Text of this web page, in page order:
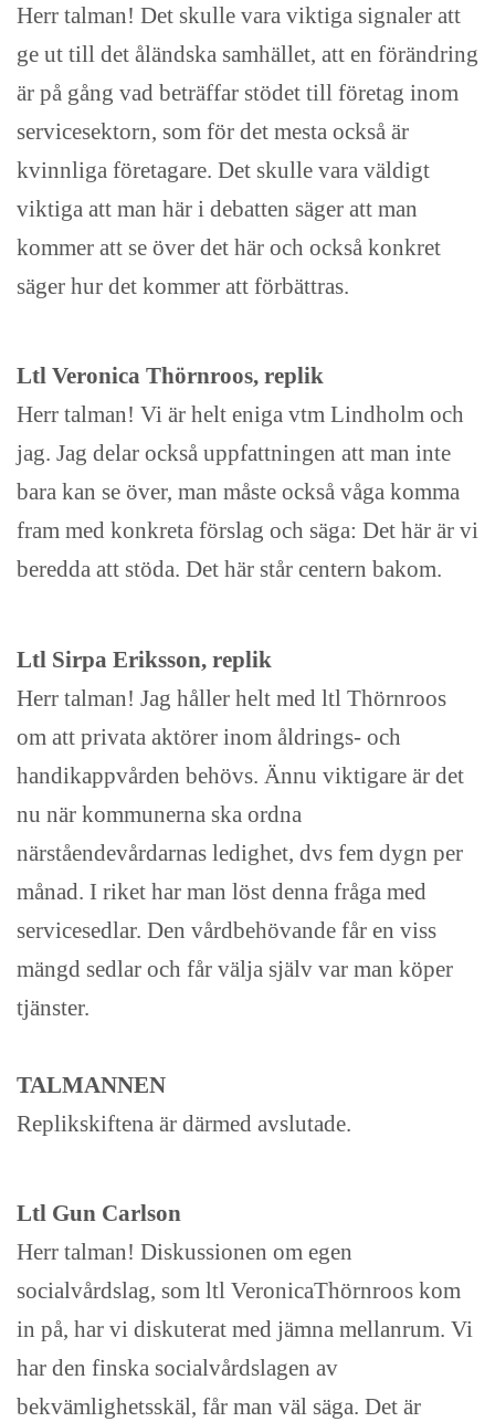
Herr talman! Det skulle vara viktiga signaler att
ge ut till det åländska samhället, att en förändring
är på gång vad beträffar stödet till företag inom
servicesektorn, som för det mesta också är
kvinnliga företagare. Det skulle vara väldigt
viktiga att man här i debatten säger att man
kommer att se över det här och också konkret
säger hur det kommer att förbättras.
Ltl Veronica Thörnroos, replik
Herr talman! Vi är helt eniga vtm Lindholm och
jag. Jag delar också uppfattningen att man inte
bara kan se över, man måste också våga komma
fram med konkreta förslag och säga: Det här är vi
beredda att stöda. Det här står centern bakom.
Ltl Sirpa Eriksson, replik
Herr talman! Jag håller helt med ltl Thörnroos
om att privata aktörer inom åldrings- och
handikappvården behövs. Ännu viktigare är det
nu när kommunerna ska ordna
närståendevårdarnas ledighet, dvs fem dygn per
månad. I riket har man löst denna fråga med
servicesedlar. Den vårdbehövande får en viss
mängd sedlar och får välja själv var man köper
tjänster.
TALMANNEN
Replikskiftena är därmed avslutade.
Ltl Gun Carlson
Herr talman! Diskussionen om egen
socialvårdslag, som ltl VeronicaThörnroos kom
in på, har vi diskuterat med jämna mellanrum. Vi
har den finska socialvårdslagen av
bekvämlighetsskäl, får man väl säga. Det är